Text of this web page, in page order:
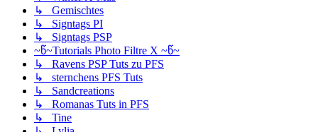
↳ Gemischtes
↳ Signtags PI
↳ Signtags PSP
~წ~Tutorials Photo Filtre X ~წ~
↳ Ravens PSP Tuts zu PFS
↳ sternchens PFS Tuts
↳ Sandcreations
↳ Romanas Tuts in PFS
↳ Tine